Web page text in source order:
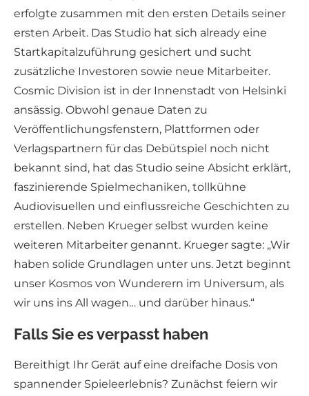
erfolgte zusammen mit den ersten Details seiner
ersten Arbeit. Das Studio hat sich already eine
Startkapitalzuführung gesichert und sucht
zusätzliche Investoren sowie neue Mitarbeiter.
Cosmic Division ist in der Innenstadt von Helsinki
ansässig. Obwohl genaue Daten zu
Veröffentlichungsfenstern, Plattformen oder
Verlagspartnern für das Debütspiel noch nicht
bekannt sind, hat das Studio seine Absicht erklärt,
faszinierende Spielmechaniken, tollkühne
Audiovisuellen und einflussreiche Geschichten zu
erstellen. Neben Krueger selbst wurden keine
weiteren Mitarbeiter genannt. Krueger sagte: „Wir
haben solide Grundlagen unter uns. Jetzt beginnt
unser Kosmos von Wunderern im Universum, als
wir uns ins All wagen… und darüber hinaus.“
Falls Sie es verpasst haben
Bereithigt Ihr Gerät auf eine dreifache Dosis von
spannender Spieleerlebnis? Zunächst feiern wir